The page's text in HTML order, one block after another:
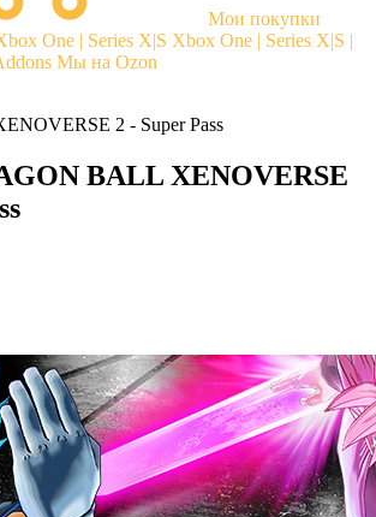
Мои покупки
One | Series X|S Xbox One | Series X|S |
Мы на Ozon
2 - Super Pass
BALL XENOVERSE